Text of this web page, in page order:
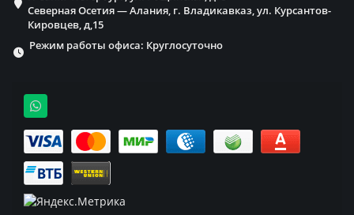
Северная Осетия — Алания, г. Владикавказ, ул. Курсантов-
Кировцев, д,15
Режим работы офиса: Круглосуточно